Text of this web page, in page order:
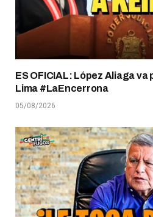
ES OFICIAL: López Aliaga
Lima #LaEncerrona
05/08/2026